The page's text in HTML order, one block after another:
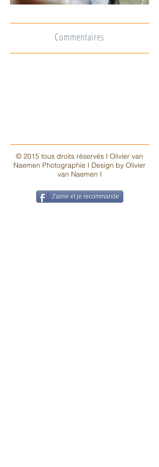
Commentaires
© 2015 tous droits réservés I Olivier van
Naemen Photographie I Design by Olivier
van Naemen I
J'aime et je recommande